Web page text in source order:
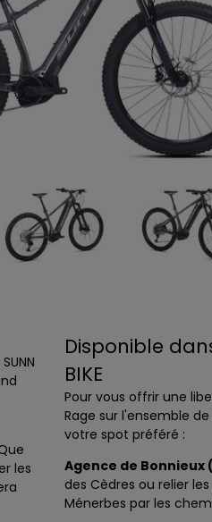
les
Disponible
BIKE
Pour vous offrir une
Rage sur l'ensemble
votre spot préféré :
Agence de Bonnieux
des Cèdres ou relier
Ménerbes par les